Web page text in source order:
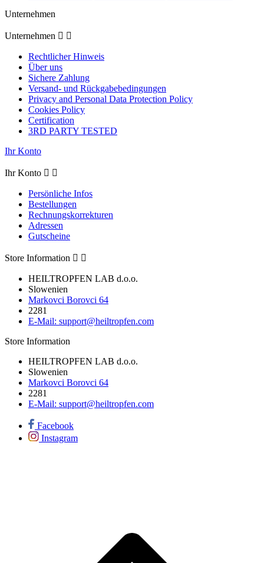
Unternehmen
Unternehmen  
Rechtlicher Hinweis
Über uns
Sichere Zahlung
Versand- und Rückgabebedingungen
Privacy and Personal Data Protection Policy
Cookies Policy
Certification
3RD PARTY TESTED
Ihr Konto
Ihr Konto  
Persönliche Infos
Bestellungen
Rechnungskorrekturen
Adressen
Gutscheine
Store Information  
HEILTROPFEN LAB d.o.o.
Slowenien
Markovci Borovci 64
2281
E-Mail: support@heiltropfen.com
Store Information
HEILTROPFEN LAB d.o.o.
Slowenien
Markovci Borovci 64
2281
E-Mail: support@heiltropfen.com
Facebook
Instagram